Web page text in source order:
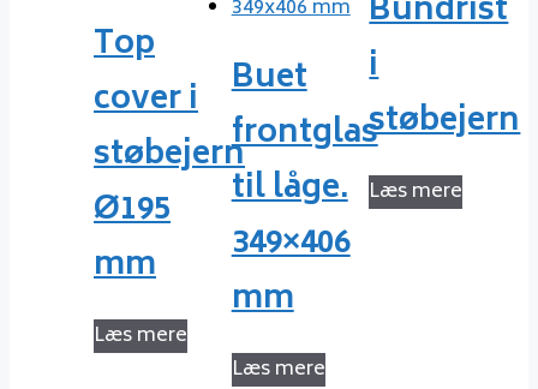
Top
cover i
støbejern
Ø195
mm
Læs mere
Buet
frontglas
til låge.
349×406
mm
Læs mere
Bundrist
i
støbejern
Læs mere